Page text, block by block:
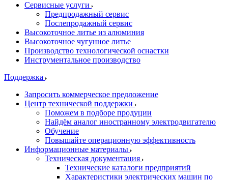
Сервисные услуги
Предпродажный сервис
Послепродажный сервис
Высокоточное литье из алюминия
Высокоточное чугунное литье
Производство технологической оснастки
Инструментальное производство
Поддержка
Запросить коммерческое предложение
Центр технической поддержки
Поможем в подборе продуции
Найдём аналог иностранному электродвигателю
Обучение
Повышайте операционную эффективность
Информационные материалы
Техническая документация
Технические каталоги предприятий
Характеристики электрических машин по